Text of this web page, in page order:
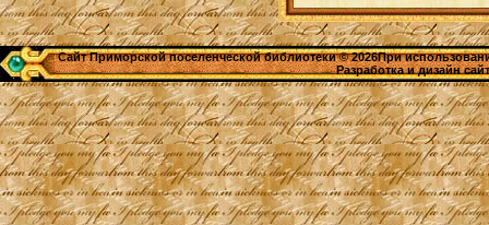
Сайт Приморской поселенческой библиотеки © 2026При
Разработка и дизайн